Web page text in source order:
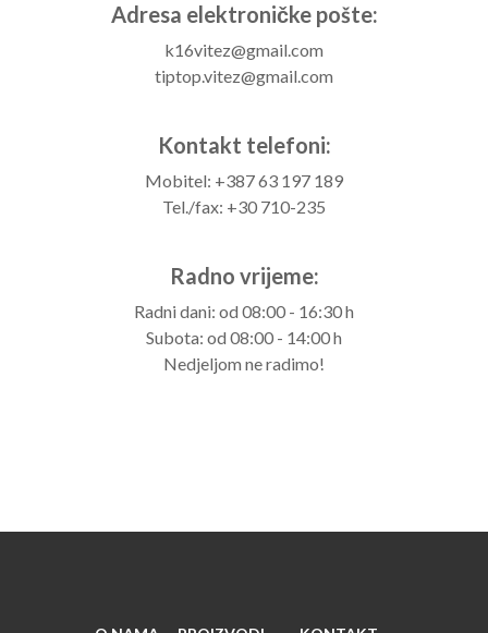
Adresa elektroničke pošte:
k16vitez@gmail.com
tiptop.vitez@gmail.com
Kontakt telefoni:
Mobitel: +387 63 197 189
Tel./fax: +30 710-235
Radno vrijeme:
Radni dani: od 08:00 - 16:30 h
Subota: od 08:00 - 14:00 h
Nedjeljom ne radimo!